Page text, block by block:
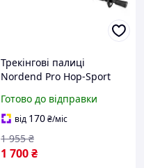
Трекінгові палиці
Nordend Pro Hop-Sport
Готово до відправки
від 170₴/міс
1 700₴
1 955 ₴